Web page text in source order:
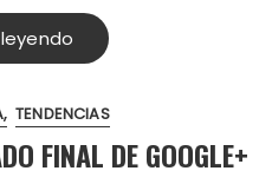
TENDENCIAS
FINAL DE GOOGLE+